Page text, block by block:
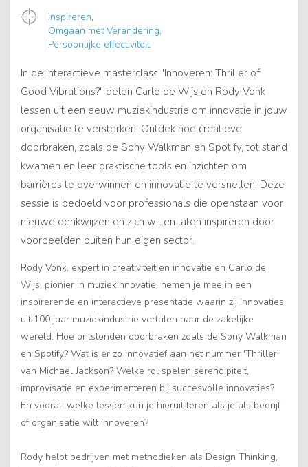
Inspireren,
Omgaan met Verandering,
Persoonlijke effectiviteit
​In de interactieve masterclass "Innoveren: Thriller of
Good Vibrations?" delen Carlo de Wijs en Rody Vonk
lessen uit een eeuw muziekindustrie om innovatie in jouw
organisatie te versterken. Ontdek hoe creatieve
doorbraken, zoals de Sony Walkman en Spotify, tot stand
kwamen en leer praktische tools en inzichten om
barrières te overwinnen en innovatie te versnellen. Deze
sessie is bedoeld voor professionals die openstaan voor
nieuwe denkwijzen en zich willen laten inspireren door
voorbeelden buiten hun eigen sector.
Rody Vonk, expert in creativiteit en innovatie en Carlo de
Wijs, pionier in muziekinnovatie, nemen je mee in een
inspirerende en interactieve presentatie waarin zij innovaties
uit 100 jaar muziekindustrie vertalen naar de zakelijke
wereld. Hoe ontstonden doorbraken zoals de Sony Walkman
en Spotify? Wat is er zo innovatief aan het nummer 'Thriller'
van Michael Jackson? Welke rol spelen serendipiteit,
improvisatie en experimenteren bij succesvolle innovaties?
En vooral: welke lessen kun je hieruit leren als je als bedrijf
of organisatie wilt innoveren?
Rody helpt bedrijven met methodieken als Design Thinking,